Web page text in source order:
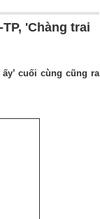
'Chàng trai
cuối cùng cũng ra